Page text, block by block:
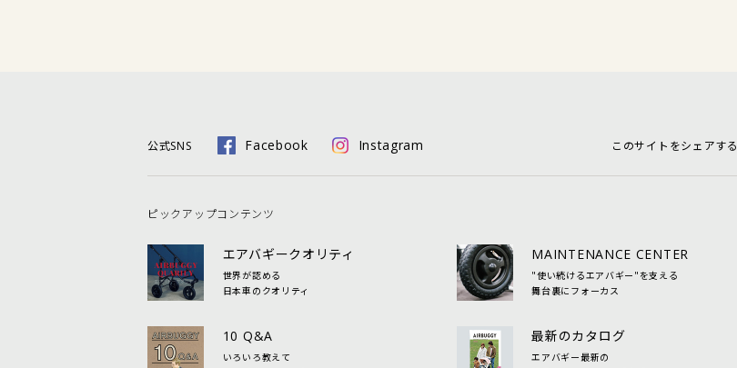
公式SNS Facebook Instagram このサイトをシェアする
ピックアップコンテンツ
エアバギークオリティ
世界が認める
日本車のクオリティ
MAINTENANCE CENTER
"使い続けるエアバギー"を支える
舞台裏にフォーカス
10 Q&A
いろいろ教えて
最新のカタログ
エアバギー最新の